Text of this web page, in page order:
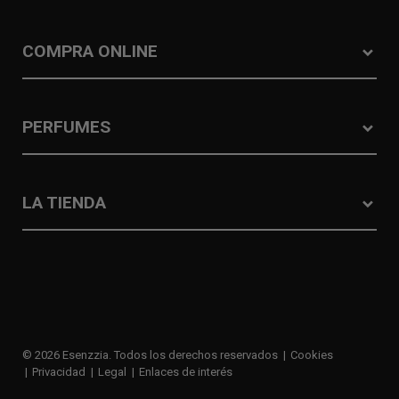
COMPRA ONLINE
PERFUMES
LA TIENDA
© 2026 Esenzzia. Todos los derechos reservados
Cookies
Privacidad
Legal Enlaces de interés